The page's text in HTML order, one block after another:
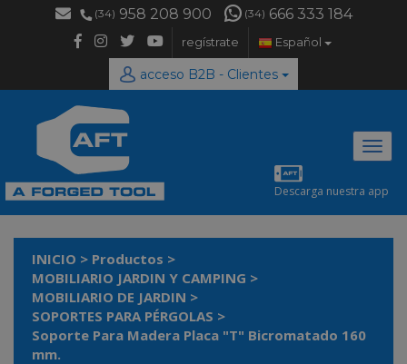
(34) 958 208 900 (34) 666 333 184
regístrate Español
acceso B2B - Clientes
Descarga nuestra app
INICIO > Productos >
MOBILIARIO JARDIN Y CAMPING >
MOBILIARIO DE JARDIN >
SOPORTES PARA PÉRGOLAS >
Soporte Para Madera Placa "T" Bicromatado 160
mm.